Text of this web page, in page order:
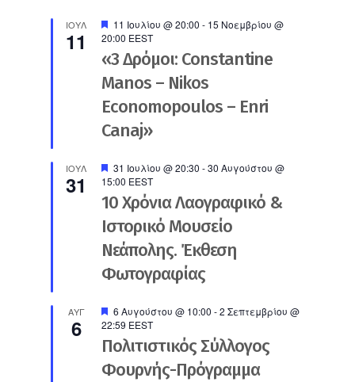
ΙΟΎΛ
11
Προτεινόμενο
11 Ιουλίου @ 20:00 - 15 Νοεμβρίου @
20:00 EEST
«3 Δρόμοι: Constantine
Manos – Nikos
Economopoulos – Enri
Canaj»
ΙΟΎΛ
31
Προτεινόμενο
31 Ιουλίου @ 20:30 -30 Αυγούστου @
15:00 EEST
10 Χρόνια Λαογραφικό &
Ιστορικό Μουσείο
Νεάπολης. Έκθεση
Φωτογραφίας
ΑΥΓ
6
Προτεινόμενο
6 Αυγούστου @ 10:00 -2 Σεπτεμβρίου @
22:59 EEST
Πολιτιστικός Σύλλογος
Φουρνής-Πρόγραμμα